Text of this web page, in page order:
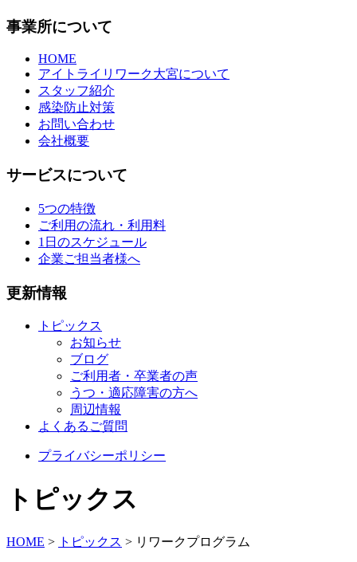
事業所について
HOME
アイトライリワーク大宮について
スタッフ紹介
感染防止対策
お問い合わせ
会社概要
サービスについて
5つの特徴
ご利用の流れ・利用料
1日のスケジュール
企業ご担当者様へ
更新情報
トピックス
お知らせ
ブログ
ご利用者・卒業者の声
うつ・適応障害の方へ
周辺情報
よくあるご質問
プライバシーポリシー
トピックス
HOME > トピックス > リワークプログラム